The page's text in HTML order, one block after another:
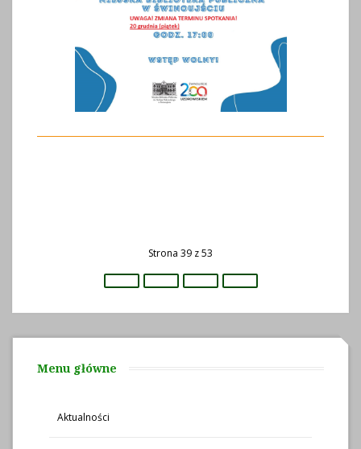
Strona 39 z 53
Menu główne
Aktualności